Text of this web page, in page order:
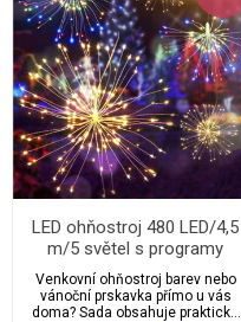
LED ohňostroj 480 LED/4,5
m/5 světel s programy
Venkovní ohňostroj barev nebo
vánoční prskavka přímo u vás
doma? Sada obsahuje praktické